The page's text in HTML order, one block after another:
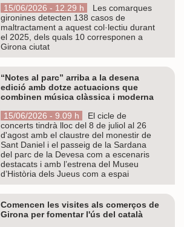
15/06/2026 - 12.29 h
Les comarques
gironines detecten 138 casos de
maltractament a aquest col·lectiu durant
el 2025, dels quals 10 corresponen a
Girona ciutat
“Notes al parc” arriba a la desena
edició amb dotze actuacions que
combinen música clàssica i moderna
15/06/2026 - 9.09 h
El cicle de
concerts tindrà lloc del 8 de juliol al 26
d'agost amb el claustre del monestir de
Sant Daniel i el passeig de la Sardana
del parc de la Devesa com a escenaris
destacats i amb l’estrena del Museu
d’Història dels Jueus com a espai
Comencen les visites als comerços de
Girona per fomentar l'ús del català